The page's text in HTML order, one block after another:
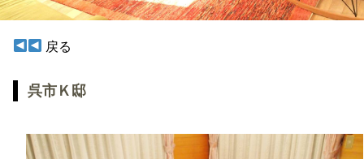
戻る
呉市Ｋ邸